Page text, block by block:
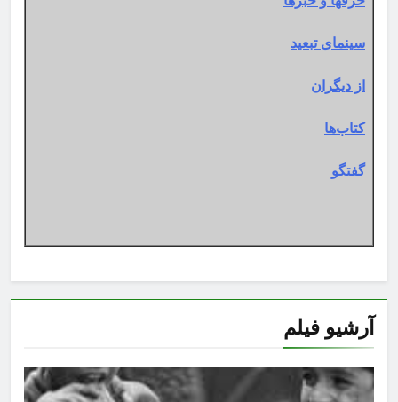
سینمای تبعید
از دیگران
کتاب‌ها
گفتگو
آرشیو فیلم